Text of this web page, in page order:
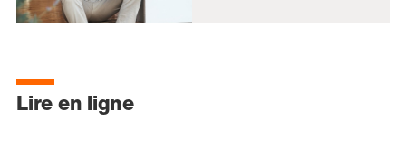
Lire en ligne